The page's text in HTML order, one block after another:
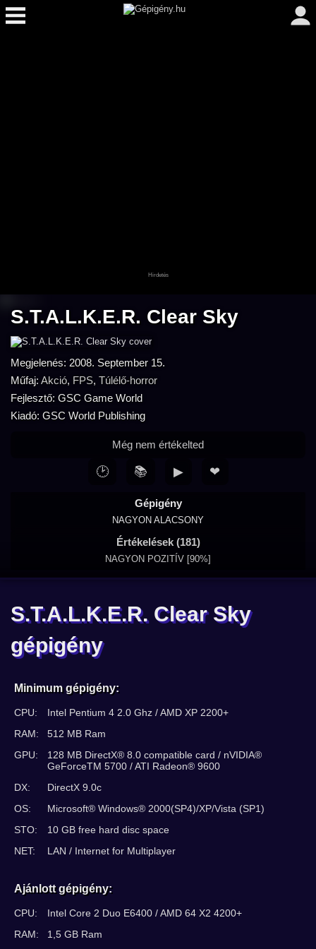
S.T.A.L.K.E.R. Clear Sky
Megjelenés: 2008. September 15.
Műfaj: Akció, FPS, Túlélő-horror
Fejlesztő: GSC Game World
Kiadó: GSC World Publishing
Gépigény
NAGYON ALACSONY
Értékelések (181)
NAGYON POZITÍV [90%]
Még nem értékelted
🕑 📚 ▶ ❤
S.T.A.L.K.E.R. Clear Sky
gépigény
Minimum gépigény:
CPU:
Intel Pentium 4 2.0 Ghz / AMD XP 2200+
RAM:
512 MB Ram
GPU:
128 MB DirectX® 8.0 compatible card / nVIDIA®
GeForceTM 5700 / ATI Radeon® 9600
DX:
DirectX 9.0c
OS:
Microsoft® Windows® 2000(SP4)/XP/Vista (SP1)
STO:
10 GB free hard disc space
NET:
LAN / Internet for Multiplayer
Ajánlott gépigény:
CPU:
Intel Core 2 Duo E6400 / AMD 64 X2 4200+
RAM:
1,5 GB Ram